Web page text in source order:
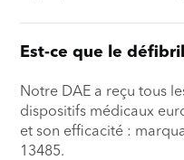
Est-ce que le
Notre DAE a reçu tous
dispositifs médicaux
et son efficacité :
13485.